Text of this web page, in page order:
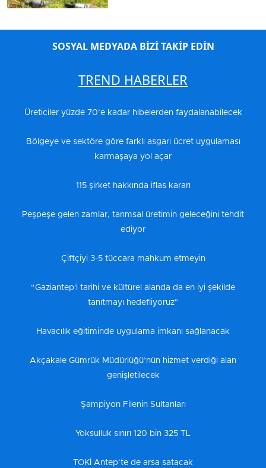
SOSYAL MEDYADA BİZİ TAKİP EDİN
TREND HABERLER
Üreticiler yüzde 70’e kadar hibelerden faydalanabilecek
Bölgeye ve sektöre göre farklı asgari ücret uygulaması
karmaşaya yol açar
115 şirket hakkında iflas kararı
Peşpeşe gelen zamlar, tarımsal üretimin geleceğini tehdit
ediyor
Çiftçiyi 3-5 tüccara mahkum etmeyin
“Gaziantep'i tarihi ve kültürel alanda da en iyi şekilde
tanıtmayı hedefliyoruz"
Havacılık eğitiminde uygulama imkanı sağlanacak
Akçakale Gümrük Müdürlüğü’nün hizmet verdiği alan
genişletilecek
Şampiyon Filenin Sultanları
Yoksulluk sınırı 120 bin 325 TL
TOKİ Antep’te de arsa satacak